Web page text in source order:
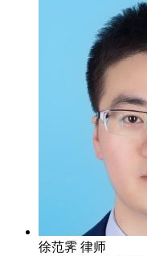
徐范霁 律师